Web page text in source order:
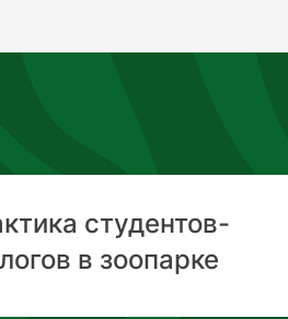
студентов-
в зоопарке